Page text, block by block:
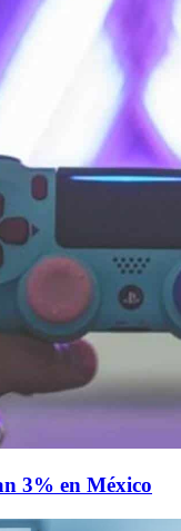
3% en México